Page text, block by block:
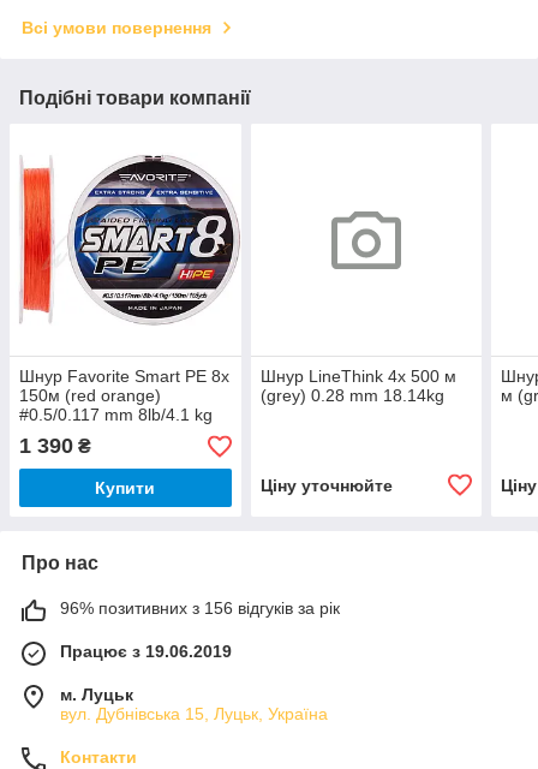
Всі умови повернення
Подібні товари компанії
Шнур Favorite Smart PE 8x
150м (red orange)
#0.5/0.117 mm 8lb/4.1 kg
1 390 ₴
Купити
Шнур LineThink 4x 500 м
(grey) 0.28 mm 18.14kg
Ціну уточнюйте
м
Про нас
96% позитивних з 156 відгуків за рік
Працює з 19.06.2019
м. Луцьк
вул. Дубнівська 15, Луцьк, Україна
Контакти